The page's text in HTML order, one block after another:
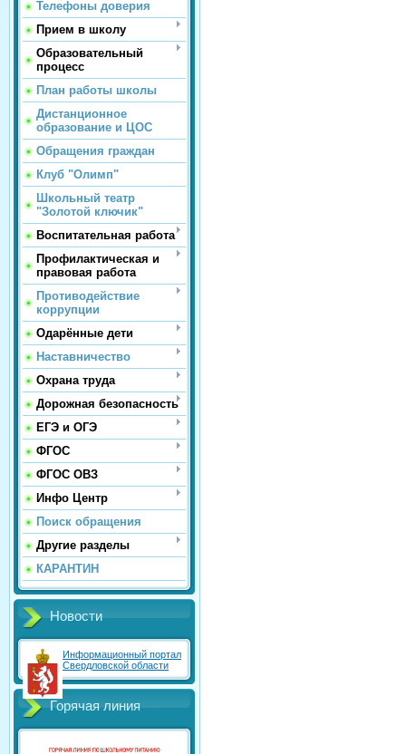
Телефоны доверия
Прием в школу
Образовательный
процесс
План работы школы
Дистанционное
образование и ЦОС
Обращения граждан
Клуб "Олимп"
Школьный театр
"Золотой ключик"
Воспитательная работа
Профилактическая и
правовая работа
Противодействие
коррупции
Одарённые дети
Наставничество
Охрана труда
Дорожная безопасность
ЕГЭ и ОГЭ
ФГОС
ФГОС ОВЗ
Инфо Центр
Поиск обращения
Другие разделы
КАРАНТИН
Новости
Информационный портал
Свердловской области
Горячая линия